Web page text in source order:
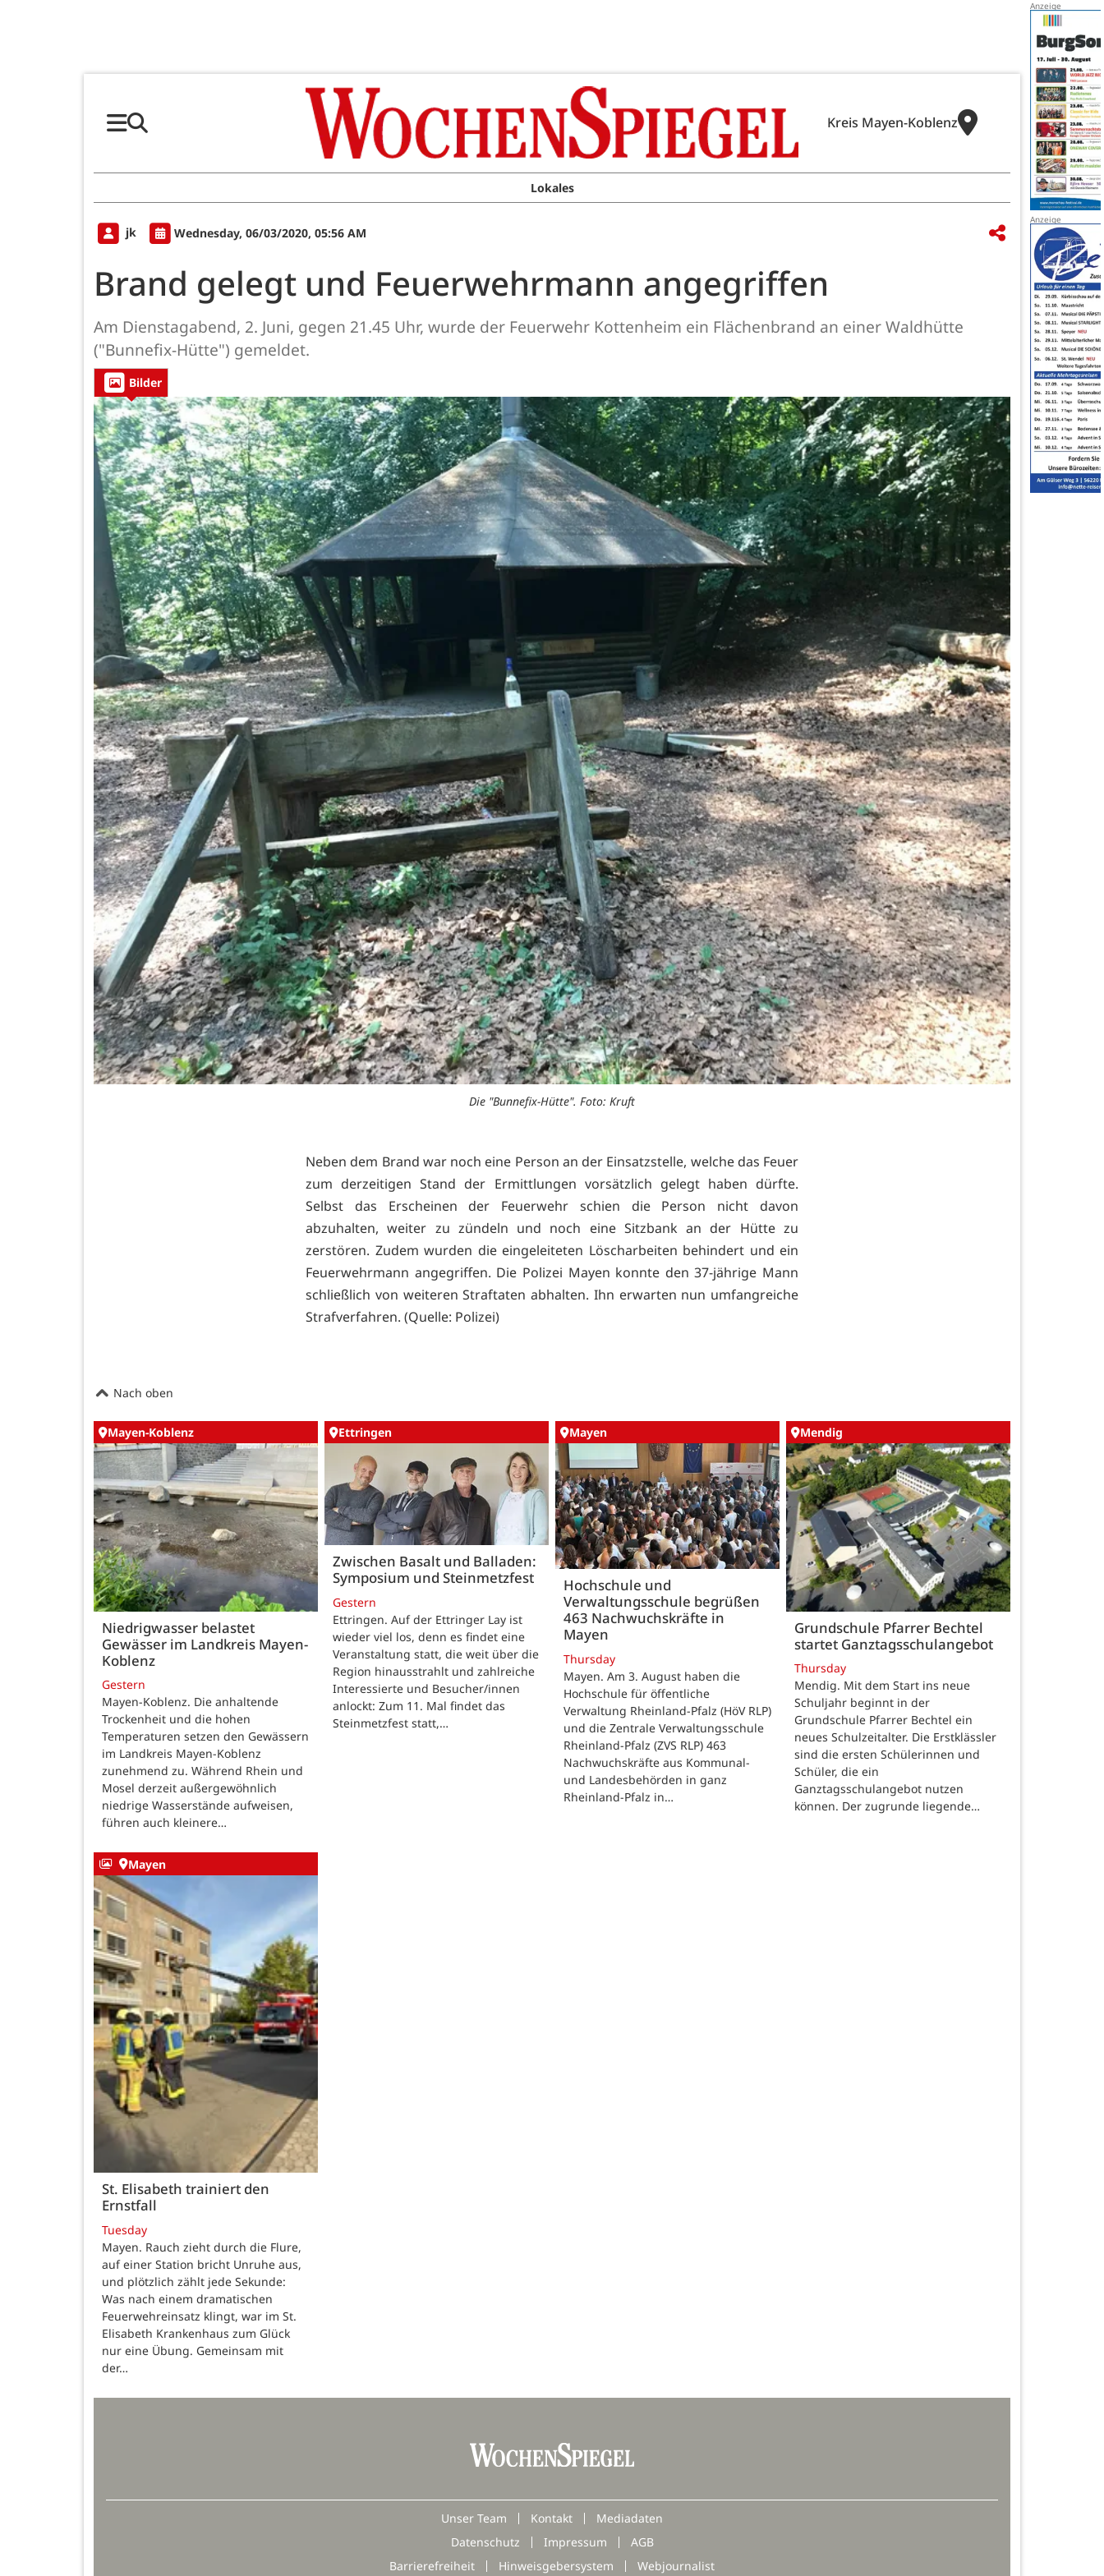
Kreis Mayen-Koblenz
Lokales
jk Wednesday, 06/03/2020, 05:56 AM
Brand gelegt und Feuerwehrmann angegriffen
Am Dienstagabend, 2. Juni, gegen 21.45 Uhr, wurde der Feuerwehr Kottenheim ein Flächenbrand an einer Waldhütte
("Bunnefix-Hütte") gemeldet.
Bilder
Die "Bunnefix-Hütte". Foto: Kruft
Neben dem Brand war noch eine Person an der Einsatzstelle, welche das Feuer
zum derzeitigen Stand der Ermittlungen vorsätzlich gelegt haben dürfte.
Selbst das Erscheinen der Feuerwehr schien die Person nicht davon
abzuhalten, weiter zu zündeln und noch eine Sitzbank an der Hütte zu
zerstören. Zudem wurden die eingeleiteten Löscharbeiten behindert und ein
Feuerwehrmann angegriffen. Die Polizei Mayen konnte den 37-jährige Mann
schließlich von weiteren Straftaten abhalten. Ihn erwarten nun umfangreiche
Strafverfahren. (Quelle: Polizei)
Nach oben
Mayen-Koblenz
Niedrigwasser belastet
Gewässer im Landkreis Mayen-
Koblenz
Gestern
Mayen-Koblenz. Die anhaltende
Trockenheit und die hohen
Temperaturen setzen den Gewässern
im Landkreis Mayen-Koblenz
zunehmend zu. Während Rhein und
Mosel derzeit außergewöhnlich
niedrige Wasserstände aufweisen,
führen auch kleinere…
Ettringen
Zwischen Basalt und Balladen:
Symposium und Steinmetzfest
Gestern
Ettringen. Auf der Ettringer Lay ist
wieder viel los, denn es findet eine
Veranstaltung statt, die weit über die
Region hinausstrahlt und zahlreiche
Interessierte und Besucher/innen
anlockt: Zum 11. Mal findet das
Steinmetzfest statt,…
Mayen
Hochschule und
Verwaltungsschule begrüßen
463 Nachwuchskräfte in
Mayen
Thursday
Mayen. Am 3. August haben die
Hochschule für öffentliche
Verwaltung Rheinland-Pfalz (HöV RLP)
und die Zentrale Verwaltungsschule
Rheinland-Pfalz (ZVS RLP) 463
Nachwuchskräfte aus Kommunal-
und Landesbehörden in ganz
Rheinland-Pfalz in…
Mendig
Grundschule Pfarrer Bechtel
startet Ganztagsschulangebot
Thursday
Mendig. Mit dem Start ins neue
Schuljahr beginnt in der
Grundschule Pfarrer Bechtel ein
neues Schulzeitalter. Die Erstklässler
sind die ersten Schülerinnen und
Schüler, die ein
Ganztagsschulangebot nutzen
können. Der zugrunde liegende…
Mayen
St. Elisabeth trainiert den
Ernstfall
Tuesday
Mayen. Rauch zieht durch die Flure,
auf einer Station bricht Unruhe aus,
und plötzlich zählt jede Sekunde:
Was nach einem dramatischen
Feuerwehreinsatz klingt, war im St.
Elisabeth Krankenhaus zum Glück
nur eine Übung. Gemeinsam mit
der…
Unser Team Kontakt
Mediadaten
Datenschutz
Impressum
AGB
Barrierefreiheit
Hinweisgebersystem Webjournalist